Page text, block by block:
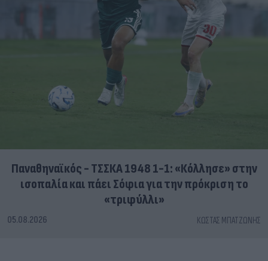
Παναθηναϊκός - ΤΣΣΚΑ 1948 1-1: «Κόλλησε» στην
ισοπαλία και πάει Σόφια για την πρόκριση το
«τριφύλλι»
05.08.2026 ΚΏΣΤΑΣ ΜΠΑΤΖΏΝΗΣ